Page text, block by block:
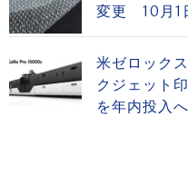
変更 10月1
米ゼロック
クジェット
を年内投入